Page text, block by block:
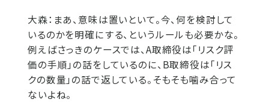
大森： まあ、意味は置いといて。今、何を検討して
いるのかを明確にする、というルールも必要かな。
例えばさっきのケースでは、A取締役は「リスク評
価の手順」の話をしているのに、B取締役は「リス
クの数量」の話で返している。そもそも噛み合って
ないよね。